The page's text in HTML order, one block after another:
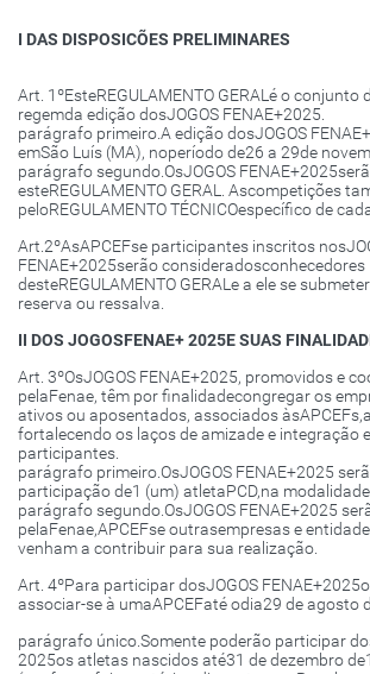
I DAS DISPOSICÕES PRELIMINARES
Art. 1ºEsteREGULAMENTO GERALé o conjunto
regemda edição dosJOGOS FENAE+2025.
parágrafo primeiro.A edição dosJOGOS
emSão Luís (MA), noperíodo de26 a 29de
parágrafo segundo.OsJOGOS
esteREGULAMENTO GERAL. Ascompetições
peloREGULAMENTO TÉCNICOespecífico de
Art.2ºAsAPCEFse participantes inscritos
FENAE+2025serão consideradosconhecedores
desteREGULAMENTO GERALe a ele se
reserva ou ressalva.
II DOS JOGOSFENAE+ 2025E SUAS
Art. 3ºOsJOGOS FENAE+2025, promovidos e
pelaFenae, têm por finalidadecongregar os
ativos ou aposentados, associados
fortalecendo os laços de amizade e integração
participantes.
parágrafo primeiro.OsJOGOS FENAE+2025
participação de1 (um) atletaPCD,na
parágrafo segundo.OsJOGOS FENAE+2025
pelaFenae,APCEFse outrasempresas e
venham a contribuir para sua realização.
Art. 4ºPara participar dosJOGOS
associar-se à umaAPCEFaté odia29 de agosto
parágrafo único.Somente poderão participar
2025os atletas nascidos até31 de dezembro